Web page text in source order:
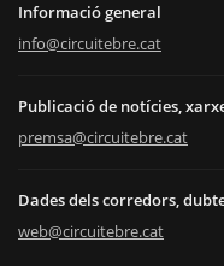
Informació general
info@circuitebre.cat
Publicació de notícies,
premsa@circuitebre.cat
Dades dels corredors,
web@circuitebre.cat